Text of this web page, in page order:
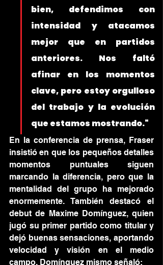
bien, defendimos con
intensidad y atacamos
mejor que en partidos
anteriores. Nos faltó
afinar en los momentos
clave, pero estoy orgulloso
del trabajo y la evolución
que estamos mostrando."
En la conferencia de prensa, Fraser
insistió en que los pequeños detalles
momentos puntuales siguen
marcando la diferencia, pero que la
mentalidad del grupo ha mejorado
enormemente. También destacó el
debut de Maxime Domínguez, quien
jugó su primer partido como titular y
dejó buenas sensaciones, aportando
velocidad y visión en el medio
campo. Domínguez mismo señaló: